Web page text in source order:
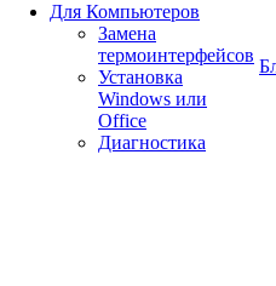
Для Компьютеров
Замена
термоинтерфейсов
Установка
Windows или
Office
Диагностика